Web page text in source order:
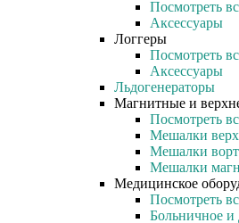
Посмотреть
Аксессуары
Логгеры
Посмотреть
Аксессуары
Льдогенераторы
Магнитные и
Посмотреть
Мешалки
Мешалки
Мешалки
Медицинское
Посмотреть
Больничное и